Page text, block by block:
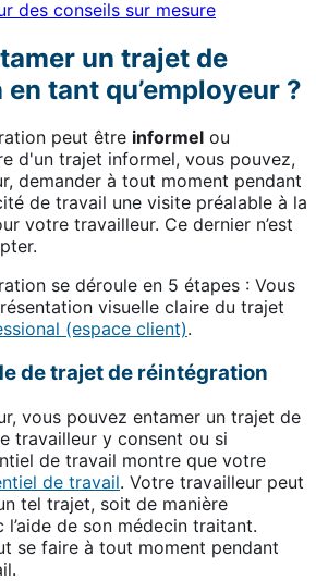
des conseils sur mesure
un trajet de
tant qu’employeur ?
peut être informel ou
d'un trajet informel, vous pouvez,
demander à tout moment pendant
de travail une visite préalable à la
votre travailleur. Ce dernier n’est
se déroule en 5 étapes : Vous
visuelle claire du trajet
(espace client).
de trajet de réintégration
vous pouvez entamer un trajet de
travailleur y consent ou si
de travail montre que votre
de travail. Votre travailleur peut
tel trajet, soit de manière
de son médecin traitant.
se faire à tout moment pendant